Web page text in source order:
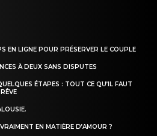
EN LIGNE POUR PRÉSERVER LE COUPLE
À DEUX SANS DISPUTES
ÉTAPES : TOUT CE QU’IL FAUT
EN MATIÈRE D’AMOUR ?